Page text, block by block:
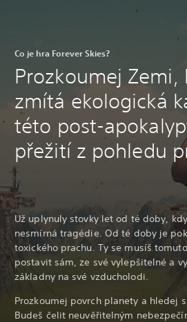
Co je hra Forever Skies?
Prozkoumej Zemi,
zmítá ekologická
této post-
přežití z pohledu
Už uplynuly stovky let od té doby,
nesmírná tragédie. Od té doby je
toxického prachu. Ty se musíš
postavit sám, ze své vylepšitelné a
základny na své vzducholodi.
Prozkoumej povrch planety a hledej
Budeš čelit neuvěřitelným